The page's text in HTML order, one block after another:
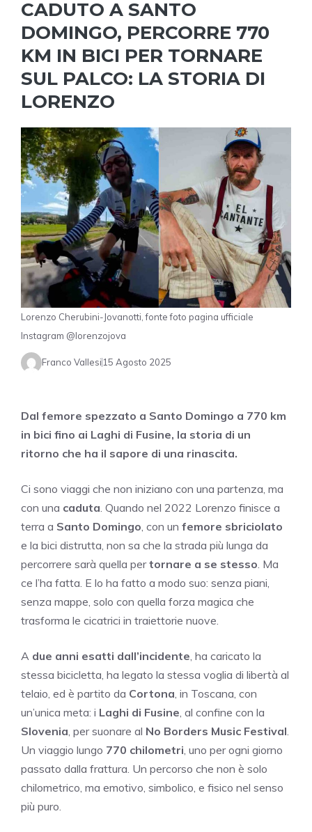
CADUTO A SANTO
DOMINGO, PERCORRE 770
KM IN BICI PER TORNARE
SUL PALCO: LA STORIA DI
LORENZO
Lorenzo Cherubini-Jovanotti, fonte foto pagina ufficiale
Instagram @lorenzojova
Franco Vallesi15 Agosto 2025
Dal femore spezzato a Santo Domingo a 770 km
in bici fino ai Laghi di Fusine, la storia di un
ritorno che ha il sapore di una rinascita.
Ci sono viaggi che non iniziano con una partenza, ma
con una caduta . Quando nel 2022 Lorenzo finisce a
terra a Santo Domingo , con un femore sbriciolato
e la bici distrutta, non sa che la strada più lunga da
percorrere sarà quella pertornare a se stesso . Ma
ce l’ha fatta. E lo ha fatto a modo suo: senza piani,
senza mappe, solo con quella forza magica che
trasforma le cicatrici in traiettorie nuove.
A due anni esatti dall’incidente , ha caricato la
stessa bicicletta, ha legato la stessa voglia di libertà al
telaio, ed è partito da Cortona , in Toscana, con
un’unica meta: i Laghi di Fusine , al confine con la
Slovenia , per suonare al No Borders Music Festival
Un viaggio lungo 770 chilometri , uno per ogni giorno
passato dalla frattura. Un percorso che non è solo
chilometrico, ma emotivo, simbolico, e fisico nel senso
più puro.